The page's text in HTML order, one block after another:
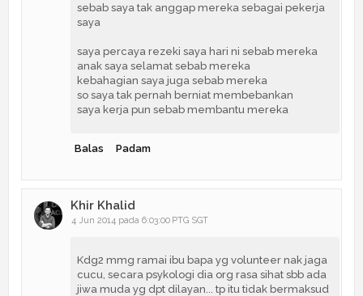
sebab saya tak anggap mereka sebagai pekerja
saya
saya percaya rezeki saya hari ni sebab mereka
anak saya selamat sebab mereka
kebahagian saya juga sebab mereka
so saya tak pernah berniat membebankan
saya kerja pun sebab membantu mereka
Balas Padam
Khir Khalid
4 Jun 2014 pada 6:03:00 PTG SGT
Kdg2 mmg ramai ibu bapa yg volunteer nak jaga
cucu, secara psykologi dia org rasa sihat sbb ada
jiwa muda yg dpt dilayan... tp itu tidak bermaksud